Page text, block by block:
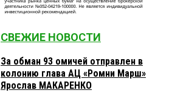
СВЕЖИЕ НОВОСТИ
За обман 93 омичей отправлен в
колонию глава АЦ «Ромни Марш»
Ярослав МАКАРЕНКО